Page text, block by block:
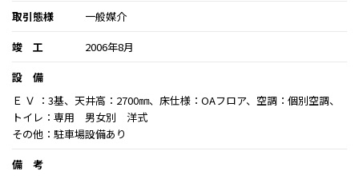
取引態様
一般媒介
竣 工
2006年8月
設 備
Ｅ Ｖ ：3基、天井高：2700㎜、床仕様：OAフロア、空調：個別空調、
トイレ：専用 男女別 洋式
その他：駐車場設備あり
備 考